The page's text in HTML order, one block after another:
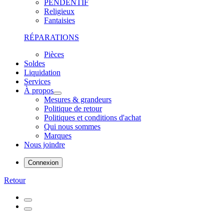
PENDENTIF
Religieux
Fantaisies
RÉPARATIONS
Pièces
Soldes
Liquidation
Services
À propos
Mesures & grandeurs
Politique de retour
Politiques et conditions d'achat
Qui nous sommes
Marques
Nous joindre
Connexion
Retour